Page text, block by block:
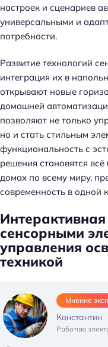
настроек и сценариев
универсальными и
потребности.
Развитие технологий
интеграция их в
открывают новые
домашней
позволяют не только
но и стать стильным
функциональность с
решения становятся
домах по всему миру,
современность в одной
сенсорными
управления
техникой
Мнение
Константин
Работаю